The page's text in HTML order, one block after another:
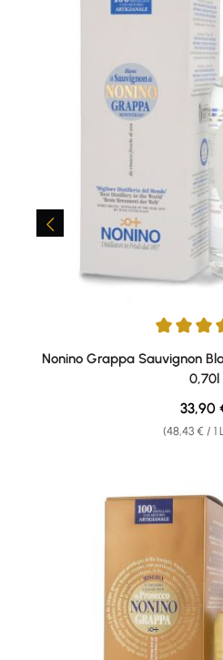
Durchschnittliche
Nonino Grappa Sauvignon
0,70l
(48,43 € / 1
33,90